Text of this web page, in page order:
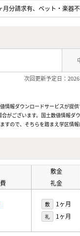
分請求有、ペット・楽器
次回更新予定日：
情報ダウンロードサービスが
がございます。国土数値情報ダ
ので、そちらを踏まえ学区情報
敷金
礼金
敷 1ヶ月
礼 1ヶ月